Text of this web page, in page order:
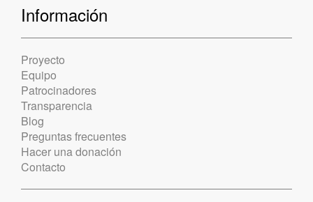
Información
Proyecto
Equipo
Patrocinadores
Transparencia
Blog
Preguntas frecuentes
Hacer una donación
Contacto